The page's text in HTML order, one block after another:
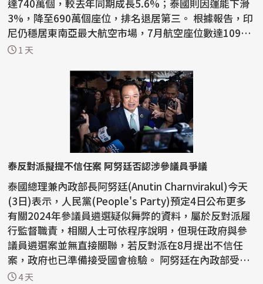
達740萬個，較去年同期成長5.6%；泰國則因運能下滑
3%，降至690萬個座位，排名退居第三。 根據報告，印
尼仍穩居東南亞最大航空市場，7月航空座位數達1090
萬個...
1 天
泰反對派擬提不信任案 阿努廷否認涉參議員爭議
泰國總理兼內政部長阿努廷(Anutin Charnvirakul)今天
(3日)表示，人民黨(People's Party)預定4日公布更多
有關2024年參議員遴選疑似舞弊的資料，屬於反對派履
行監督職責，相關人士可依程序說明，但現任政府與參
議員遴選案並無直接關聯，若反對派在8月提出不信任
案，政府也已準備接受國會檢驗。 阿努廷在內政部受訪
時指...
4 天